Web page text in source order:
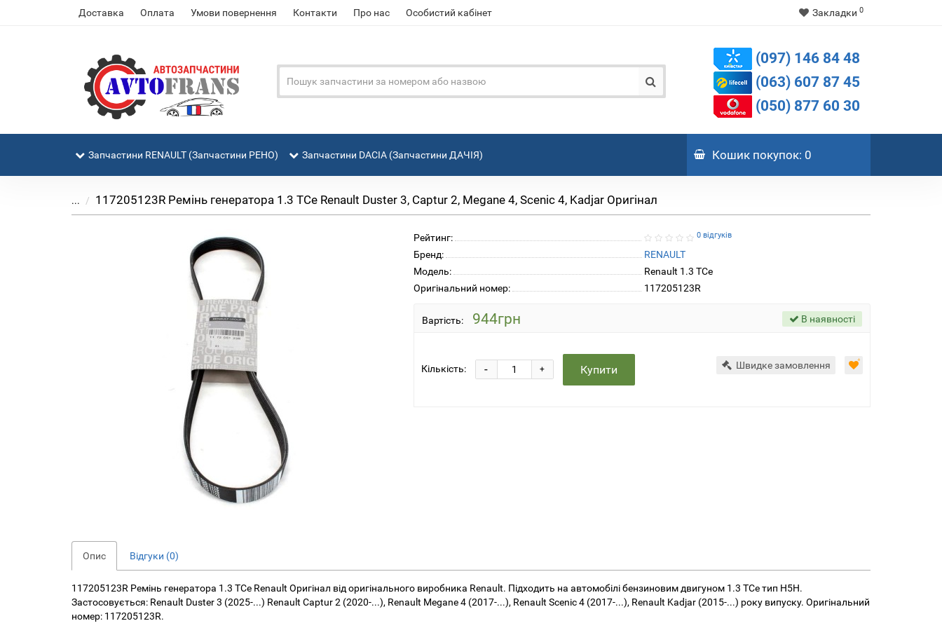
Доставка Оплата Умови повернення Контакти Про нас Особистий кабінет Закладки 0
(097) 146 84 48
(063) 607 87 45
(050) 877 60 30
Запчастини RENAULT (Запчастини РЕНО) Запчастини DACIA (Запчастини ДАЧІЯ) Кошикпокупок: 0
... 117205123R Ремінь генератора 1.3 TCe Renault Duster 3, Captur 2, Megane 4, Scenic 4, Kadjar Оригінал
Рейтинг: 0 відгуків
Бренд:
RENAULT
Модель:
Renault 1.3 TCe
Оригінальний номер:
117205123R
Вартість: 944грн В наявності
Кількість: +
- Купити Швидке замовлення
Опис Відгуки (0)
117205123R Ремінь генератора 1.3 TCe Renault Оригінал від оригінального виробника Renault. Підходить на автомобілі бензиновим двигуном 1.3 TCe тип H5H.
Застосовується: Renault Duster 3 (2025-...) Renault Captur 2 (2020-...), Renault Megane 4 (2017-...), Renault Scenic 4 (2017-...), Renault Kadjar (2015-...) року випуску. Оригінальний
номер: 117205123R.